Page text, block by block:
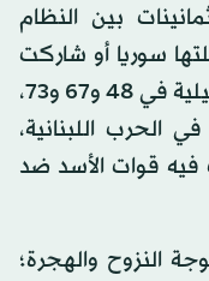
بين النظام
سوريا أو شاركت
فيها؛ منها الحروب العربية - الإسرائيلية في 48 و67 و73،
الحرب اللبنانية،
قوات الأسد ضد
النزوح والهجرة؛